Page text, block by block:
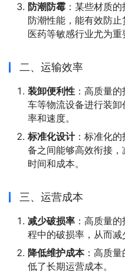
防潮防霉 ：某些材质
防潮性能，能有效防止
医药等敏感行业尤为重
二、运输效率
装卸便利性 ：高质量
车等物流设备进行装
率和速度。
标准化设计：标准化的
备之间能够高效衔接
时间和成本。
三、运营成本
减少破损率 ：高质量
程中的破损率，从而减
降低维护成本：高质量
低了长期运营成本。